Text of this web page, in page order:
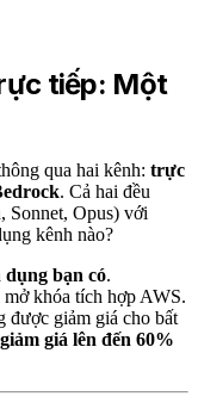
tiếp: Một
qua hai kênh: trực
. Cả hai đều
Sonnet, Opus) với
kênh nào?
dụng bạn có.
khóa tích hợp AWS.
được giảm giá cho bất
giảm giá lên đến 60%